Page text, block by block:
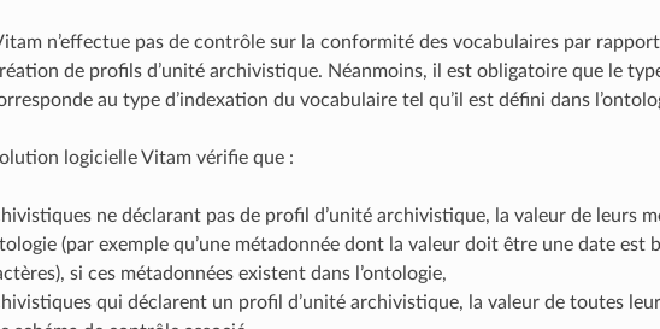
n’effectue pas de contrôle sur la conformité des vocabulaires par
de profils d’unité archivistique. Néanmoins, il est obligatoire que le
au type d’indexation du vocabulaire tel qu’il est défini dans
logicielle Vitam vérifie que :
ne déclarant pas de profil d’unité archivistique, la valeur de leurs
(par exemple qu’une métadonnée dont la valeur doit être une date est
si ces métadonnées existent dans l’ontologie,
qui déclarent un profil d’unité archivistique, la valeur de toutes